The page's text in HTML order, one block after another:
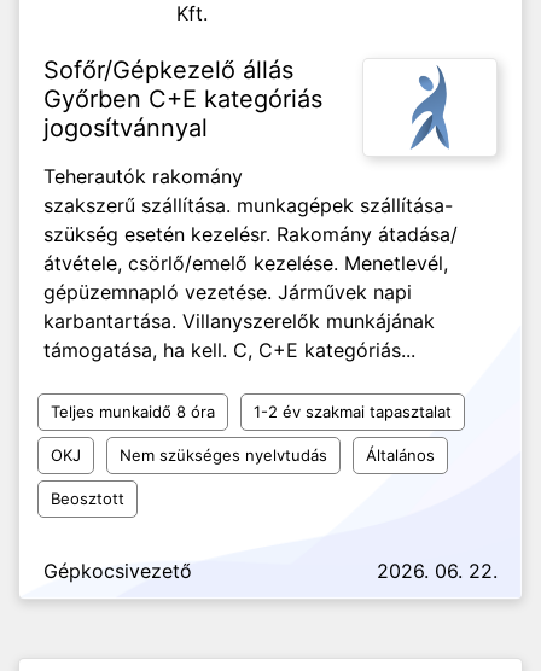
Kft.
Sofőr/Gépkezelő állás
Győrben C+E kategóriás
jogosítvánnyal
Teherautók rakomány
szakszerű szállítása. munkagépek szállítása-
szükség esetén kezelésr. Rakomány átadása/
átvétele, csörlő/emelő kezelése. Menetlevél,
gépüzemnapló vezetése. Járművek napi
karbantartása. Villanyszerelők munkájának
támogatása, ha kell. C, C+E kategóriás...
Teljes munkaidő 8 óra 1-2 év szakmai tapasztalat
OKJ Nem szükséges nyelvtudás Általános
Beosztott
Gépkocsivezető 2026. 06. 22.